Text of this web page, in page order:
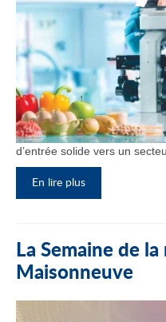
d’entrée solide vers un
En lire plus
La Semaine de
Maisonneuve